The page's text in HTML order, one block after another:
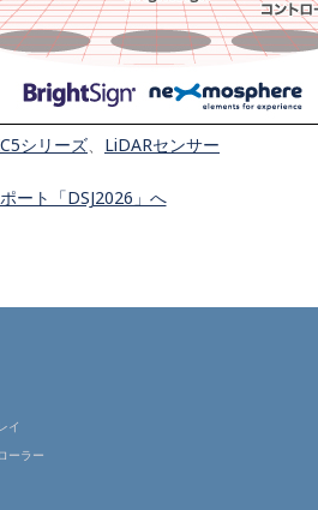
シリーズ LiDARセンサー
ート「DSJ2026」へ
イ
ーラー